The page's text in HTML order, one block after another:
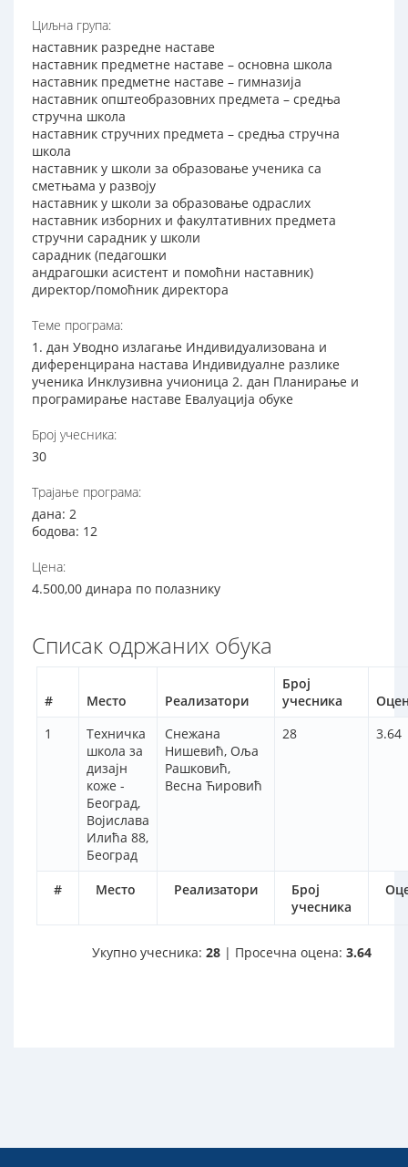
Циљна група:
наставник разредне наставе
наставник предметне наставе – основна школа
наставник предметне наставе – гимназија
наставник општеобразовних предмета – средња
стручна школа
наставник стручних предмета – средња стручна
школа
наставник у школи за образовање ученика са
сметњама у развоју
наставник у школи за образовање одраслих
наставник изборних и факултативних предмета
стручни сарадник у школи
сарадник (педагошки
андрагошки асистент и помоћни наставник)
директор/помоћник директора
Теме програма:
1. дан Уводно излагање Индивидуализована и
диференцирана настава Индивидуалне разлике
ученика Инклузивна учионица 2. дан Планирање и
програмирање наставе Евалуација обуке
Број учесника:
30
Трајање програма:
дана: 2
бодова: 12
Цена:
4.500,00 динара по полазнику
Списак одржаних обука
# Место Реализатори
Број
учесника
# Место Реализатори
Број
учесника
1
Техничка
школа за
дизајн
коже -
Београд,
Војислава
Илића 88,
Београд
Снежана
Нишевић, Оља
Рашковић,
Весна Ћировић
28 3.64
Укупно учесника: 28 | Просечна оцена: 3.64